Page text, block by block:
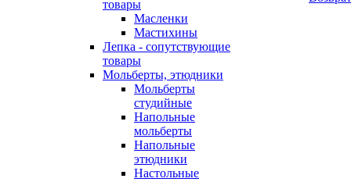
товары
Масленки
Мастихины
Лепка - сопутствующие
товары
Мольберты, этюдники
Мольберты
студийные
Напольные
мольберты
Напольные
этюдники
Настольные